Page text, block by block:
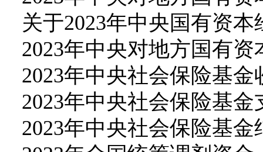
关于2023年中央国有资
2023年中央对地方国有
2023年中央社会保险基金
2023年中央社会保险基金
2023年中央社会保险基金